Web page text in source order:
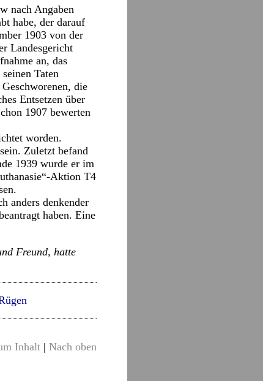
nach Angaben
habe, der darauf
1903 von der
Landesgericht
an, das
Taten
die
Entsetzen über
1907 bewerten
worden.
Zuletzt befand
1939 wurde er im
Aktion T4
anders denkender
haben. Eine
Freund, hatte
Inhalt | Nach oben